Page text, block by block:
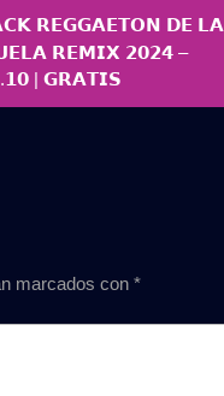
𝗥𝗘𝗚𝗚𝗔𝗘𝗧𝗢𝗡 𝗗𝗘 𝗟𝗔
𝗥𝗘𝗠𝗜𝗫 𝟮𝟬𝟮𝟰 –
| 𝗚𝗥𝗔𝗧𝗜𝗦
marcados con *